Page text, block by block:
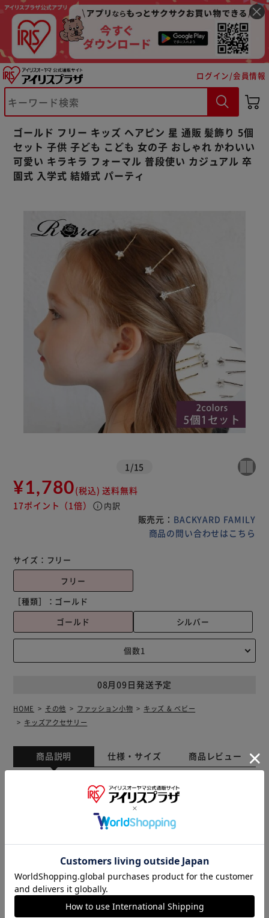
ログイン/会員情報
ゴールド フリー キッズ ヘアピン 星 通販 髪飾り 5個
セット 子供 子ども こども 女の子 おしゃれ かわいい
可愛い キラキラ フォーマル 普段使い カジュアル 卒
園式 入学式 結婚式 パーティ
1 /15
¥1,780(税込) 送料無料
17ポイント （1倍） info 内訳
販売元： BACKYARD FAMILY
商品の問い合わせはこちら
サイズ： フリー
フリー
［種類］： ゴールド
ゴールド
シルバー
08月09日発送予定
HOME その他 ファッション小物
キッズ & ベビー
キッズアクセサリー
商品説明 仕様・サイズ 商品レビュー
■ルナ ヘアピン5個セットについて..■ 夜空に輝く星のよう
な、想像力をふくらませる娘との楽しい ヘアアレンジで、
絆を深めてみたいママたちにぜひおすすめしたい！ 宇宙の
輝きを閉じ込めた、小さな星たちが輝くヘアピン5本セット
んのりと星が見えるように仕上げるのが人気♪ ギフトにも
最適です♪ シンプルながらスタイリッシュなデザインは、
誰にも好まれることでしょう。 女の子の毎日をより一層華
やかに演出してくれるアメピン5本セット！ ぜひ、宇宙の輝
きを神秘さに溢れる娘にプレゼントしてみるといかがです
※製品は予告なく仕様を変更する場合がございます。あらか
※ご確認ください
カートに入れる 購入手続きへ